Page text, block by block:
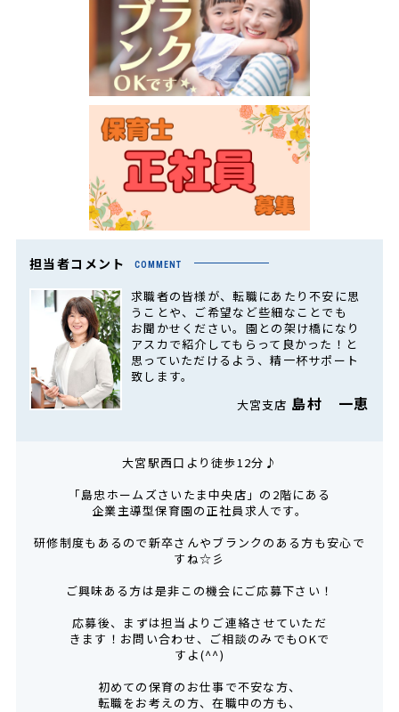
担当者コメント COMMENT
求職者の皆様が、転職にあたり不安に思
うことや、ご希望など些細なことでも
お聞かせください。園との架け橋になり
アスカで紹介してもらって良かった！と
思っていただけるよう、精一杯サポート
致します。
大宮支店 島村 一恵
大宮駅西口より徒歩12分♪
「島忠ホームズさいたま中央店」の2階にある
企業主導型保育園の正社員求人です。
研修制度もあるので新卒さんやブランクのある方も安心で
すね☆彡
ご興味ある方は是非この機会にご応募下さい！
応募後、まずは担当よりご連絡させていただ
きます！お問い合わせ、ご相談のみでもOKで
すよ(^^)
初めての保育のお仕事で不安な方、
転職をお考えの方、在職中の方も、